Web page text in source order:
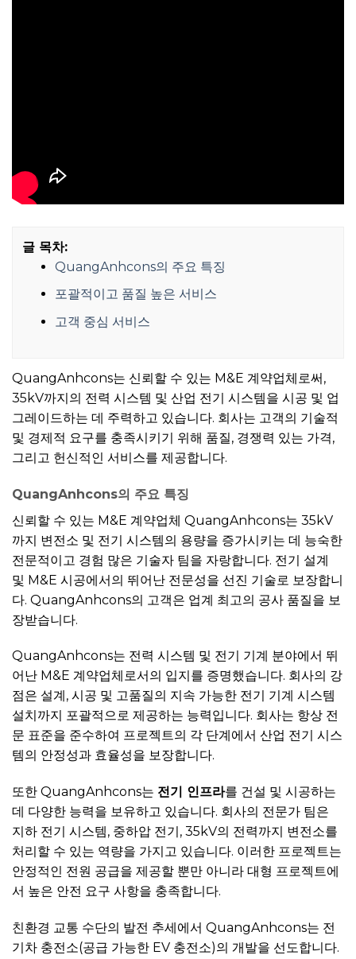
글 목차:
QuangAnhcons의 주요 특징
포괄적이고 품질 높은 서비스
고객 중심 서비스
QuangAnhcons는 신뢰할 수 있는 M&E 계약업체로써,
35kV까지의 전력 시스템 및 산업 전기 시스템을 시공 및 업
그레이드하는 데 주력하고 있습니다. 회사는 고객의 기술적
및 경제적 요구를 충족시키기 위해 품질, 경쟁력 있는 가격,
그리고 헌신적인 서비스를 제공합니다.
QuangAnhcons의 주요 특징
신뢰할 수 있는 M&E 계약업체 QuangAnhcons는 35kV
까지 변전소 및 전기 시스템의 용량을 증가시키는 데 능숙한
전문적이고 경험 많은 기술자 팀을 자랑합니다. 전기 설계
및 M&E 시공에서의 뛰어난 전문성을 선진 기술로 보장합니
다. QuangAnhcons의 고객은 업계 최고의 공사 품질을 보
장받습니다.
QuangAnhcons는 전력 시스템 및 전기 기계 분야에서 뛰
어난 M&E 계약업체로서의 입지를 증명했습니다. 회사의 강
점은 설계, 시공 및 고품질의 지속 가능한 전기 기계 시스템
설치까지 포괄적으로 제공하는 능력입니다. 회사는 항상 전
문 표준을 준수하여 프로젝트의 각 단계에서 산업 전기 시스
템의 안정성과 효율성을 보장합니다.
또한 QuangAnhcons는 전기 인프라를 건설 및 시공하는
데 다양한 능력을 보유하고 있습니다. 회사의 전문가 팀은
지하 전기 시스템, 중하압 전기, 35kV의 전력까지 변전소를
처리할 수 있는 역량을 가지고 있습니다. 이러한 프로젝트는
안정적인 전원 공급을 제공할 뿐만 아니라 대형 프로젝트에
서 높은 안전 요구 사항을 충족합니다.
친환경 교통 수단의 발전 추세에서 QuangAnhcons는 전
기차 충전소(공급 가능한 EV 충전소)의 개발을 선도합니다.